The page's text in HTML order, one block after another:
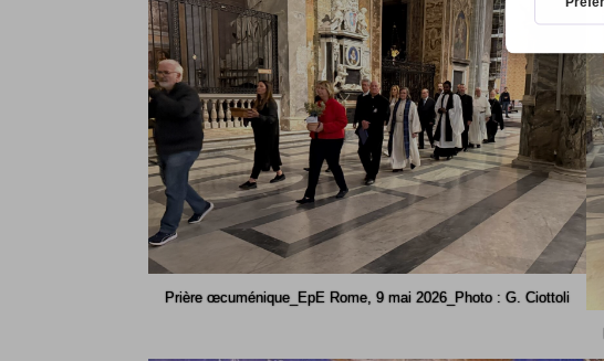
Prière œcuménique_EpE Rome, 9 mai 2026_Photo : G. Ciottoli